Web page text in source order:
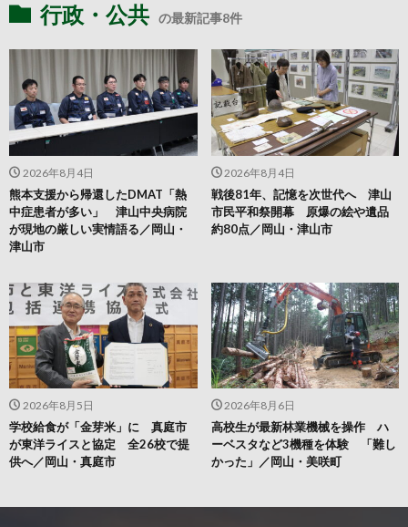
行政・公共 の最新記事8件
2026年8月6日
高校生が最新林業機械を操作 ハ
ーベスタなど3機種を体験 「難し
かった」／岡山・美咲町
2026年8月5日
学校給食が「金芽米」に 真庭市
が東洋ライスと協定 全26校で提
供へ／岡山・真庭市
2026年8月4日
戦後81年、記憶を次世代へ 津山
市民平和祭開幕 原爆の絵や遺品
約80点／岡山・津山市
2026年8月4日
熊本支援から帰還したDMAT「熱
中症患者が多い」 津山中央病院
が現地の厳しい実情語る／岡山・
津山市